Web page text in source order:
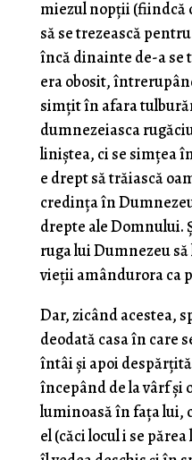
miezul nopţii (fiindcă
să se trezească
încă dinainte de-a se
era obosit,
simţit în afara
dumnezeiasca
liniştea, ci se simţea
e drept să trăiască
credinţa în
drepte ale Domnului.
ruga lui Dumnezeu
vieţii amândurora ca
Dar, zicând acestea,
deodată casa în care
întâi şi apoi
începând de la vârf şi
luminoasă în faţa lui,
el (căci locul i se